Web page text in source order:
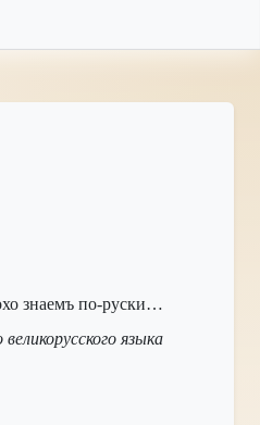
знаемъ по-руски…
языка